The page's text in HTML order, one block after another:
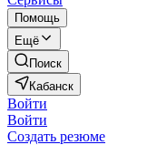
Помощь
Ещё
Поиск
Кабанск
Войти
Войти
Создать резюме